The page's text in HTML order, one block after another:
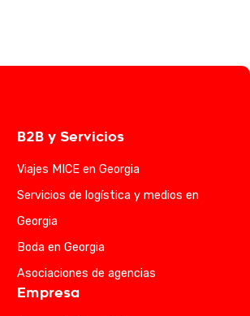
B2B y Servicios
Viajes MICE en Georgia
Servicios de logística y medios en
Georgia
Boda en Georgia
Asociaciones de agencias
Empresa